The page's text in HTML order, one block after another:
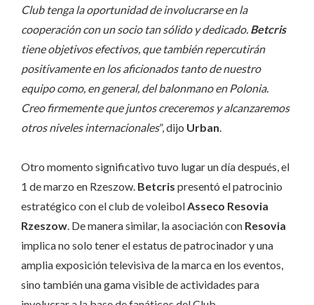
Club tenga la oportunidad de involucrarse en la
cooperación con un socio tan sólido y dedicado. Betcris
tiene objetivos efectivos, que también repercutirán
positivamente en los aficionados tanto de nuestro
equipo como, en general, del balonmano en Polonia.
Creo firmemente que juntos creceremos y alcanzaremos
otros niveles internacionales”, dijo Urban
Otro momento significativo tuvo lugar un día después, el
1 de marzo en Rzeszow. Betcris presentó el patrocinio
estratégico con el club de voleibol Asseco Resovia
Rzeszow . De manera similar, la asociación con Resovia
implica no solo tener el estatus de patrocinador y una
amplia exposición televisiva de la marca en los eventos,
sino también una gama visible de actividades para